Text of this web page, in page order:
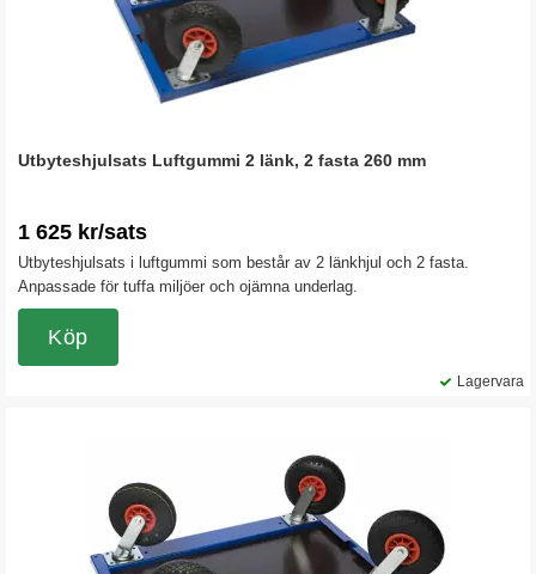
Utbyteshjulsats Luftgummi 2 länk, 2 fasta 260 mm
1 625 kr/sats
Utbyteshjulsats i luftgummi som består av 2 länkhjul och 2 fasta.
Anpassade för tuffa miljöer och ojämna underlag.
Lagervara
Köp